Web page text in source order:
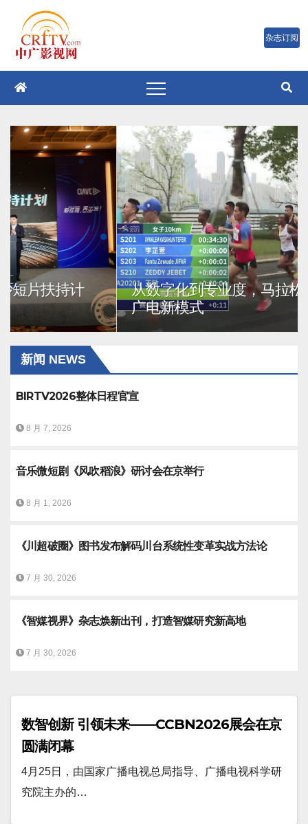
容
打造成都原创文化IP “金沙短片扶持计
划”十年向上
从
新闻 NEWS
BIRTV2026整体日程官宣
8 月 7, 2026
音乐微短剧《风吹稻浪》研讨会在京举行
8 月 1, 2026
《川超破圈》图书发布解码川台系统性变革实战方法论
7 月 30, 2026
《智媒视界》杂志焕新出刊，打造智媒研究新高地
7 月 30, 2026
数智创新 引领未来——CCBN2026展会在京
圆满闭幕
4月25日，由国家广播电视总局指导、广播电视科学研
究院主办的…